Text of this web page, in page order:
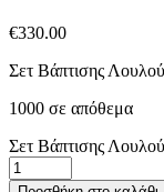
€330.00
Σετ Βάπτισης
1000 σε απόθεμα
Σετ Βάπτισης